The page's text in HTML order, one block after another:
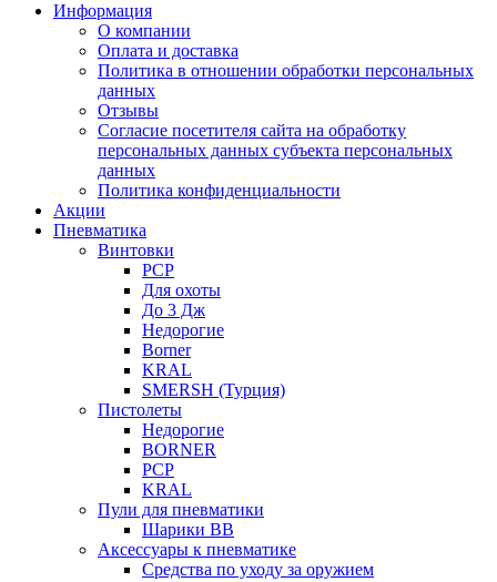
Информация
О компании
Оплата и доставка
Политика в отношении обработки персональных
данных
Отзывы
Согласие посетителя сайта на обработку
персональных данных субъекта персональных
данных
Политика конфиденциальности
Акции
Пневматика
Винтовки
PCP
Для охоты
До 3 Дж
Недорогие
Borner
KRAL
SMERSH (Турция)
Пистолеты
Недорогие
BORNER
PCP
KRAL
Пули для пневматики
Шарики BB
Аксессуары к пневматике
Средства по уходу за оружием